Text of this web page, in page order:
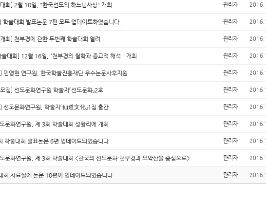
회] 2월 10일, "한국선도의 하느님사상" 개최 관리자
학술대회 발표논문 7편 모두 업데이트하였습니다. 관리자
최] 천부경에 관한 두번째 학술대회 열려 관리자
대회] 12월 16일, “천부경의 철학과 종교적 해석 " 개최 관리자
민영현 연구원, 한국학술진흥재단 우수논문사후지원 관리자
집] 선도문화연구원 학술지『선도문화』2호 관리자
선도문화연구원, 학술지『仙道文化』1집 출간 관리자
문화연구원, 제 3회 학술대회 성황리에 개최 관리자
학술대회 발표논문 6편 업데이트되었습니다 관리자
문화연구원, 제 3회 학술대회 <한국의 선도문화-천부경과 모악산을 중심으로> 관리자
회 자료실에 논문 10편이 업데이트되었습니다 관리자